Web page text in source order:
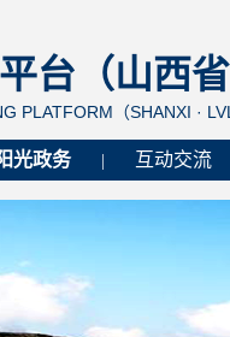
台（山西
PLATFORM（SHANXI ·
光政务 互动交流